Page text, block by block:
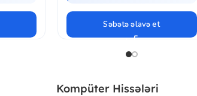
Səbətə əlavə et
Kompüter Hissələri